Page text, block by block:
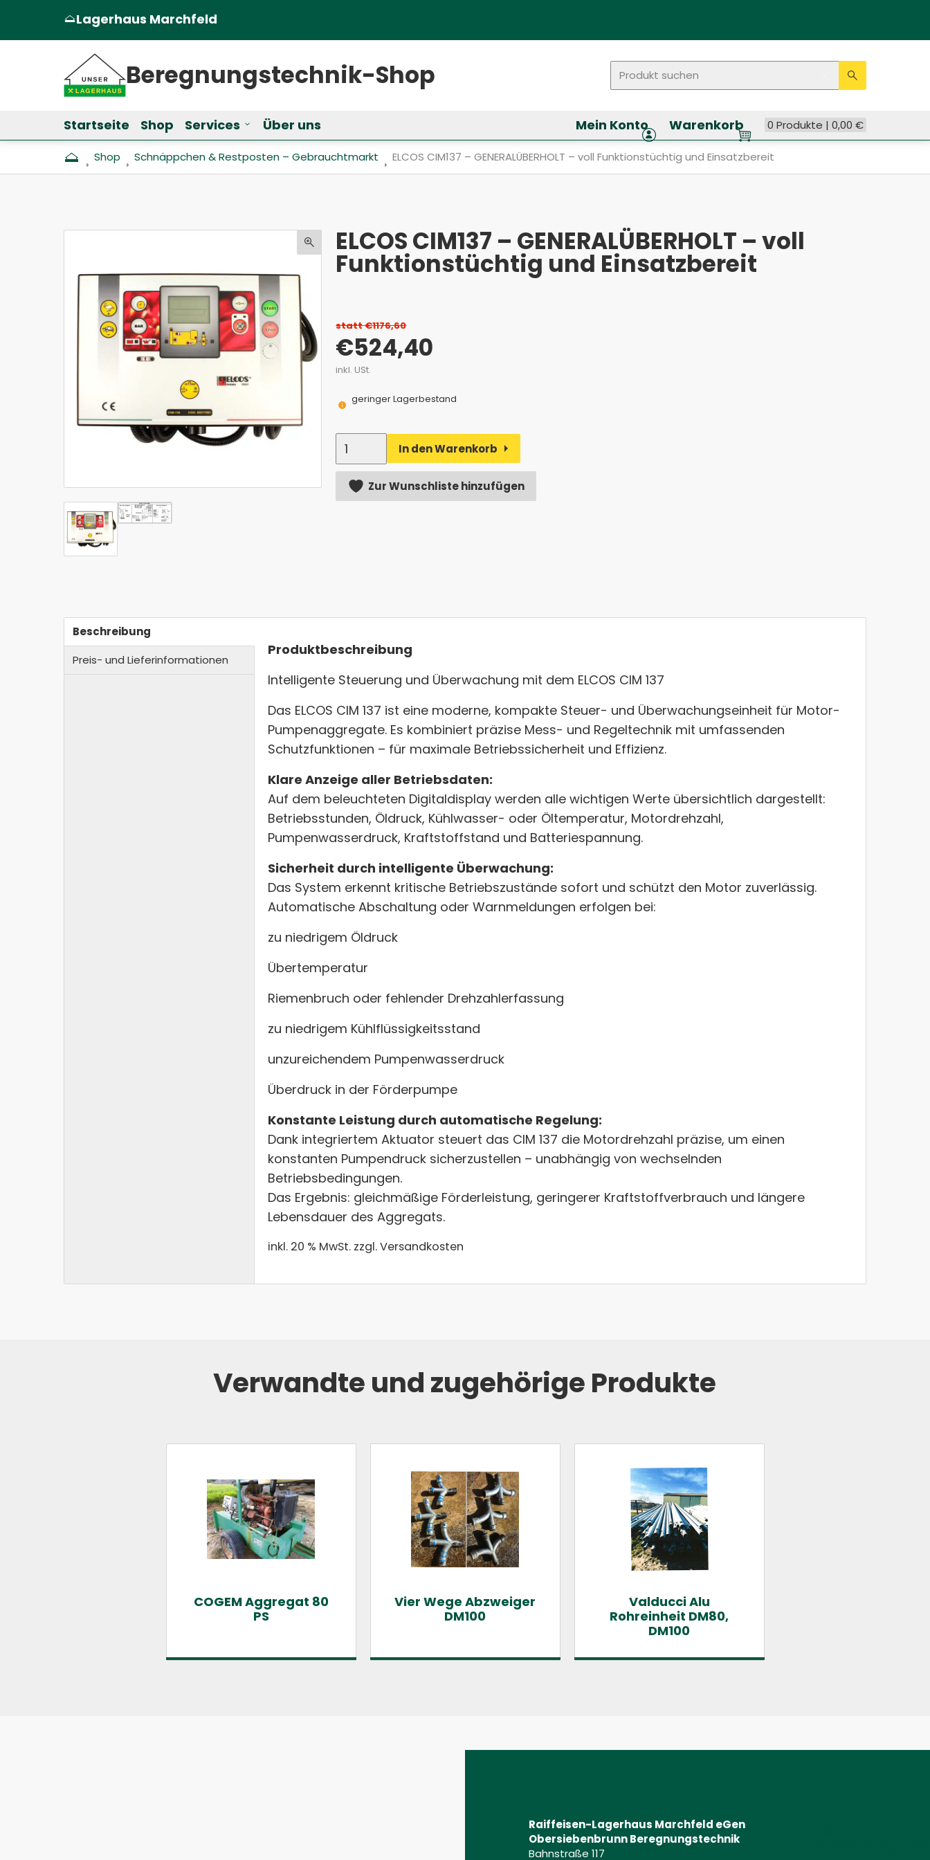
Lagerhaus Marchfeld
(Öffnet in einem neuen Tab oder Fenster)
Beregnungs­technik-Shop Seitenweite Suche
Produkt suchen
Eingabe
Suche
Startseite Shop Services Untermenü für &bdquo;Services&ldquo; anzeigen
Über uns Mein Konto Warenkorb 0 Produkte |0,00€
Shop Schnäppchen & Restposten – Gebrauchtmarkt Aktuell: ELCOS CIM137 – GENERALÜBERHOLT – voll Funktionstüchtig und Einsatzbereit
ELCOS CIM137 – GENERALÜBERHOLT – voll Funktionstüchtig und Einsatzbereit
ELCOS CIM137 – GENERALÜBERHOLT – voll
Funktionstüchtig und Einsatzbereit
statt€1176,60
€524,40
inkl. USt.
geringer Lagerbestand
Anzahl
In den Warenkorb
Alternative:
Zur Wunschliste hinzufügen
Beschreibung
Preis- und Lieferinformationen
Produktbeschreibung
Intelligente Steuerung und Überwachung mit dem ELCOS CIM 137
Das ELCOS CIM 137 ist eine moderne, kompakte Steuer- und Überwachungseinheit für Motor-
Pumpenaggregate. Es kombiniert präzise Mess- und Regeltechnik mit umfassenden
Schutzfunktionen – für maximale Betriebssicherheit und Effizienz.
Klare Anzeige aller Betriebsdaten:
Auf dem beleuchteten Digitaldisplay werden alle wichtigen Werte übersichtlich dargestellt:
Betriebsstunden, Öldruck, Kühlwasser- oder Öltemperatur, Motordrehzahl,
Pumpenwasserdruck, Kraftstoffstand und Batteriespannung.
Sicherheit durch intelligente Überwachung:
Das System erkennt kritische Betriebszustände sofort und schützt den Motor zuverlässig.
Automatische Abschaltung oder Warnmeldungen erfolgen bei:
zu niedrigem Öldruck
Übertemperatur
Riemenbruch oder fehlender Drehzahlerfassung
zu niedrigem Kühlflüssigkeitsstand
unzureichendem Pumpenwasserdruck
Überdruck in der Förderpumpe
Konstante Leistung durch automatische Regelung:
Dank integriertem Aktuator steuert das CIM 137 die Motordrehzahl präzise, um einen
konstanten Pumpendruck sicherzustellen – unabhängig von wechselnden
Betriebsbedingungen.
Das Ergebnis: gleichmäßige Förderleistung, geringerer Kraftstoffverbrauch und längere
Lebensdauer des Aggregats.
inkl. 20 % MwSt. zzgl. Versandkosten
Verwandte und zugehörige Produkte
COGEM Aggregat 80
PS
Vier Wege Abzweiger
DM100
Valducci Alu
Rohreinheit DM80,
DM100
Raiffeisen-Lagerhaus Marchfeld eGen
Obersiebenbrunn Beregnungstechnik
Bahnstraße 117